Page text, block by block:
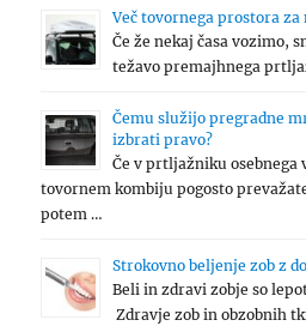
Več tovornega prostora za
Če že nekaj časa vozimo,
težavo premajhnega
Čemu služijo pregradne
izbrati pravo?
Če v prtljažniku osebnega
tovornem kombiju pogosto
potem …
Strokovno beljenje zob z
Beli in zdravi zobje so
Zdravje zob in obzobnih